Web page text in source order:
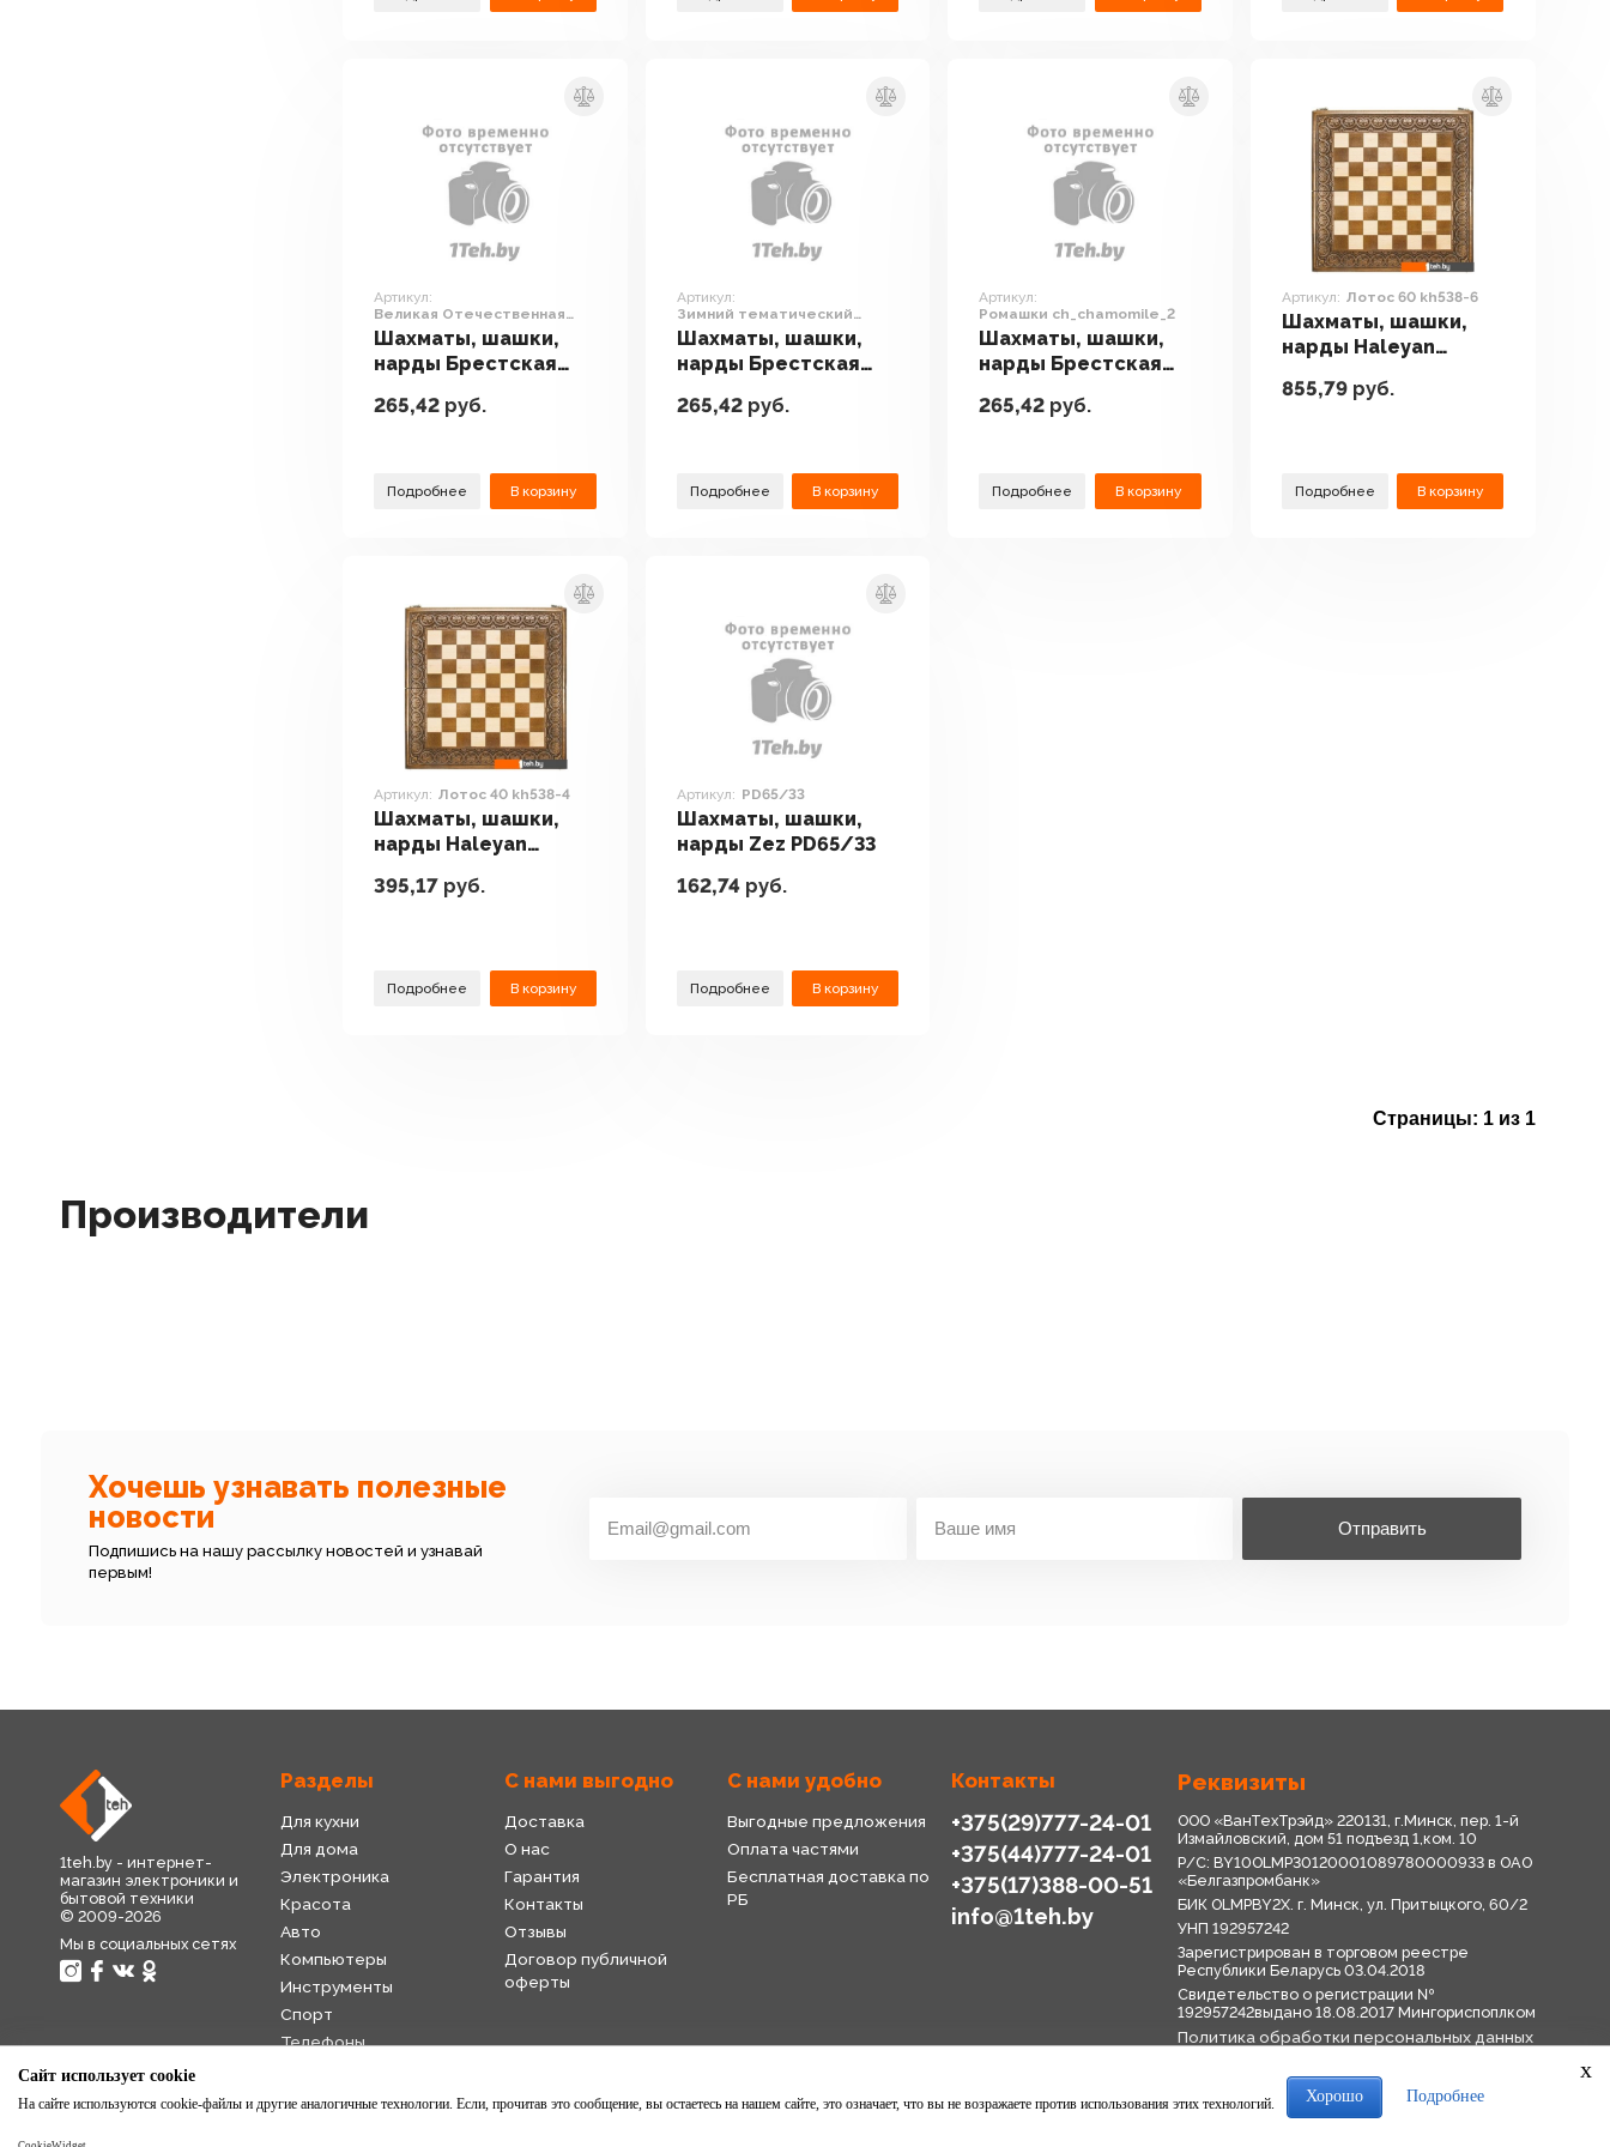
Артикул:
Великая Отечественная
война ch_ww2
Шахматы, шашки,
нарды Брестская
Великая
265,42 руб.
Подробнее В корзину
Артикул:
Зимний тематический
набор ch_winter
Шахматы, шашки,
нарды Брестская
Зимний
265,42руб.
Подробнее В корзину
Артикул:
Ромашки ch_chamomile_2
Шахматы, шашки,
нарды Брестская
Ромашки
265,42 руб.
Подробнее В корзину
Артикул: Лотос 60 kh538-6
Шахматы, шашки,
нарды Haleyan
855,79 руб.
Подробнее В корзину
Артикул: Лотос 40 kh538-4
Шахматы, шашки,
нарды Haleyan
395,17 руб.
Подробнее В корзину
Артикул: PD65/33
Шахматы, шашки,
нарды Zez PD65/33
162,74руб.
Подробнее В корзину
Страницы: 1 из 1
Производители
Хочешь узнавать полезные
новости
Подпишись на нашу рассылку новостей и узнавай
первым!
Отправить
1teh.by - интернет-
магазин электроники и
бытовой техники
© 2009-2026
Мы в социальных сетях
Разделы
Для кухни
Для дома
Электроника
Красота
Авто
Компьютеры
Инструменты
Спорт
Телефоны
С нами выгодно
Доставка
О нас
Гарантия
Контакты
Отзывы
Договор публичной
оферты
С нами удобно
Выгодные предложения
Оплата частями
Бесплатная доставка по
РБ
Контакты
+375(29)777-24-01
+375(44)777-24-01
+375(17)388-00-51
info@1teh.by
Реквизиты
ООО «ВанТехТрэйд» 220131, г.Минск, пер. 1-й
Измайловский, дом 51 подъезд 1,ком. 10
Р/С: BY10OLMP30120001089780000933 в OАО
«Белгазпромбанк»
БИК OLMPBY2X. г. Минск, ул. Притыцкого, 60/2
УНП 192957242
Зарегистрирован в торговом реестре
Республики Беларусь 03.04.2018
Свидетельство о регистрации №
192957242выдано 18.08.2017 Мингориспоплком
Политика обработки персональных данных
Политика в отношении обработки файлов
x
Сайт использует cookie
На сайте используются cookie-файлы и другие аналогичные технологии. Если, прочитав это сообщение, вы остаетесь на нашем сайте, это означает, что вы не возражаете против использования этих технологий. Хорошо Подробнее